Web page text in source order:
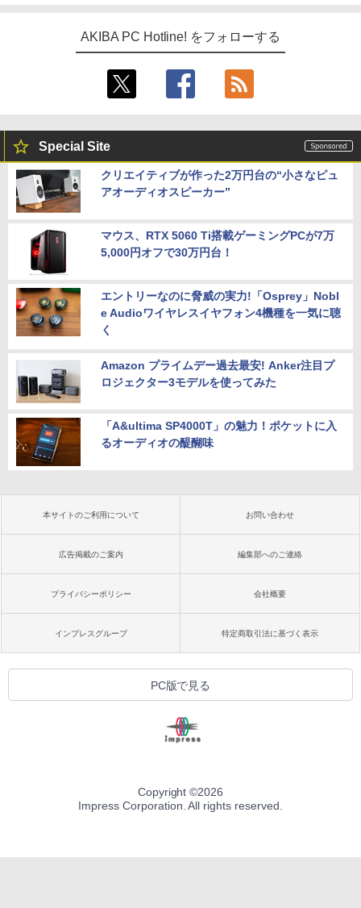
AKIBA PC Hotline! をフォローする
Special Site
クリエイティブが作った2万円台の“小さなピュ
アオーディオスピーカー”
マウス、RTX 5060 Ti搭載ゲーミングPCが7万
5,000円オフで30万円台！
エントリーなのに脅威の実力!「Osprey」Nobl
e Audioワイヤレスイヤフォン4機種を一気に聴
く
Amazon プライムデー過去最安! Anker注目プ
ロジェクター3モデルを使ってみた
「A&ultima SP4000T」の魅力！ポケットに入
るオーディオの醍醐味
本サイトのご利用について お問い合わせ
広告掲載のご案内 編集部へのご連絡
プライバシーポリシー 会社概要
インプレスグループ 特定商取引法に基づく表示
PC版で見る
Copyright ©2026
Impress Corporation. All rights reserved.